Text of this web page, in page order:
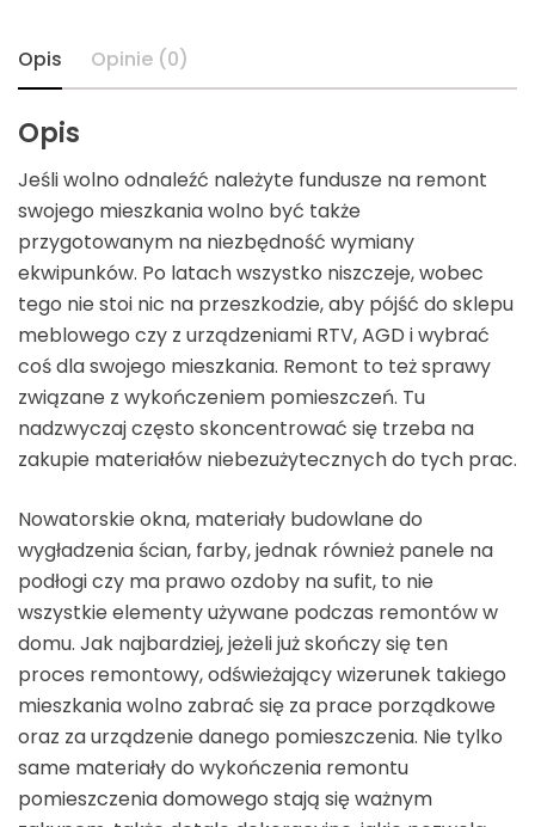
Opis Opinie (0)
Opis
Jeśli wolno odnaleźć należyte fundusze na remont
swojego mieszkania wolno być także
przygotowanym na niezbędność wymiany
ekwipunków. Po latach wszystko niszczeje, wobec
tego nie stoi nic na przeszkodzie, aby pójść do sklepu
meblowego czy z urządzeniami RTV, AGD i wybrać
coś dla swojego mieszkania. Remont to też sprawy
związane z wykończeniem pomieszczeń. Tu
nadzwyczaj często skoncentrować się trzeba na
zakupie materiałów niebezużytecznych do tych prac.
Nowatorskie okna, materiały budowlane do
wygładzenia ścian, farby, jednak również panele na
podłogi czy ma prawo ozdoby na sufit, to nie
wszystkie elementy używane podczas remontów w
domu. Jak najbardziej, jeżeli już skończy się ten
proces remontowy, odświeżający wizerunek takiego
mieszkania wolno zabrać się za prace porządkowe
oraz za urządzenie danego pomieszczenia. Nie tylko
same materiały do wykończenia remontu
pomieszczenia domowego stają się ważnym